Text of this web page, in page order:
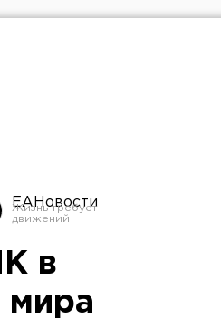
ЕАНовости
в
мира